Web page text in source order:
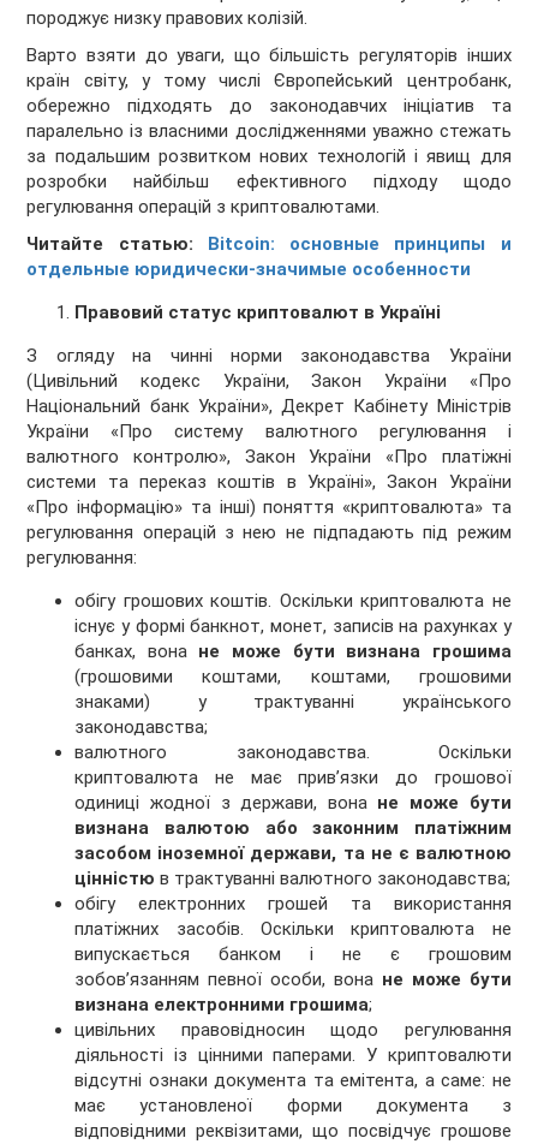
породжує низку правових колізій.
Варто взяти до уваги, що більшість регуляторів інших
країн світу, у тому числі Європейський центробанк,
обережно підходять до законодавчих ініціатив та
паралельно із власними дослідженнями уважно стежать
за подальшим розвитком нових технологій і явищ для
розробки найбільш ефективного підходу щодо
регулювання операцій з криптовалютами.
Читайте статью: Bitcoin: основные принципы и
отдельные юридически-значимые особенности
Правовий статус криптовалют в Україні
З огляду на чинні норми законодавства України
(Цивільний кодекс України, Закон України «Про
Національний банк України», Декрет Кабінету Міністрів
України «Про систему валютного регулювання і
валютного контролю», Закон України «Про платіжні
системи та переказ коштів в Україні», Закон України
«Про інформацію» та інші) поняття «криптовалюта» та
регулювання операцій з нею не підпадають під режим
регулювання:
обігу грошових коштів. Оскільки криптовалюта не
існує у формі банкнот, монет, записів на рахунках у
банках, вона не може бути визнана грошима
(грошовими коштами, коштами, грошовими
знаками) у трактуванні українського
законодавства;
валютного законодавства. Оскільки
криптовалюта не має прив’язки до грошової
одиниці жодної з держави, вона не може бути
визнана валютою або законним платіжним
засобом іноземної держави, та не є валютною
цінністю в трактуванні валютного законодавства;
обігу електронних грошей та використання
платіжних засобів. Оскільки криптовалюта не
випускається банком і не є грошовим
зобов’язанням певної особи, вона не може бути
визнана електронними грошима;
цивільних правовідносин щодо регулювання
діяльності із цінними паперами. У криптовалюти
відсутні ознаки документа та емітента, а саме: не
має установленої форми документа з
відповідними реквізитами, що посвідчує грошове